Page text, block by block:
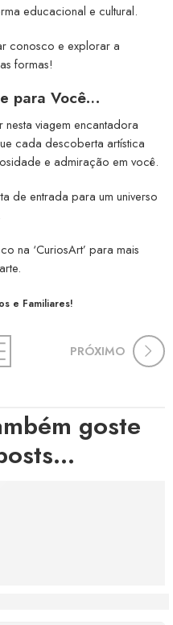
educacional e cultural.
conosco e explorar a
formas!
para Você…
viagem encantadora
cada descoberta artística
e admiração em você.
de entrada para um universo
na ‘CuriosArt’ para mais
e Familiares!
PRÓXIMO
goste